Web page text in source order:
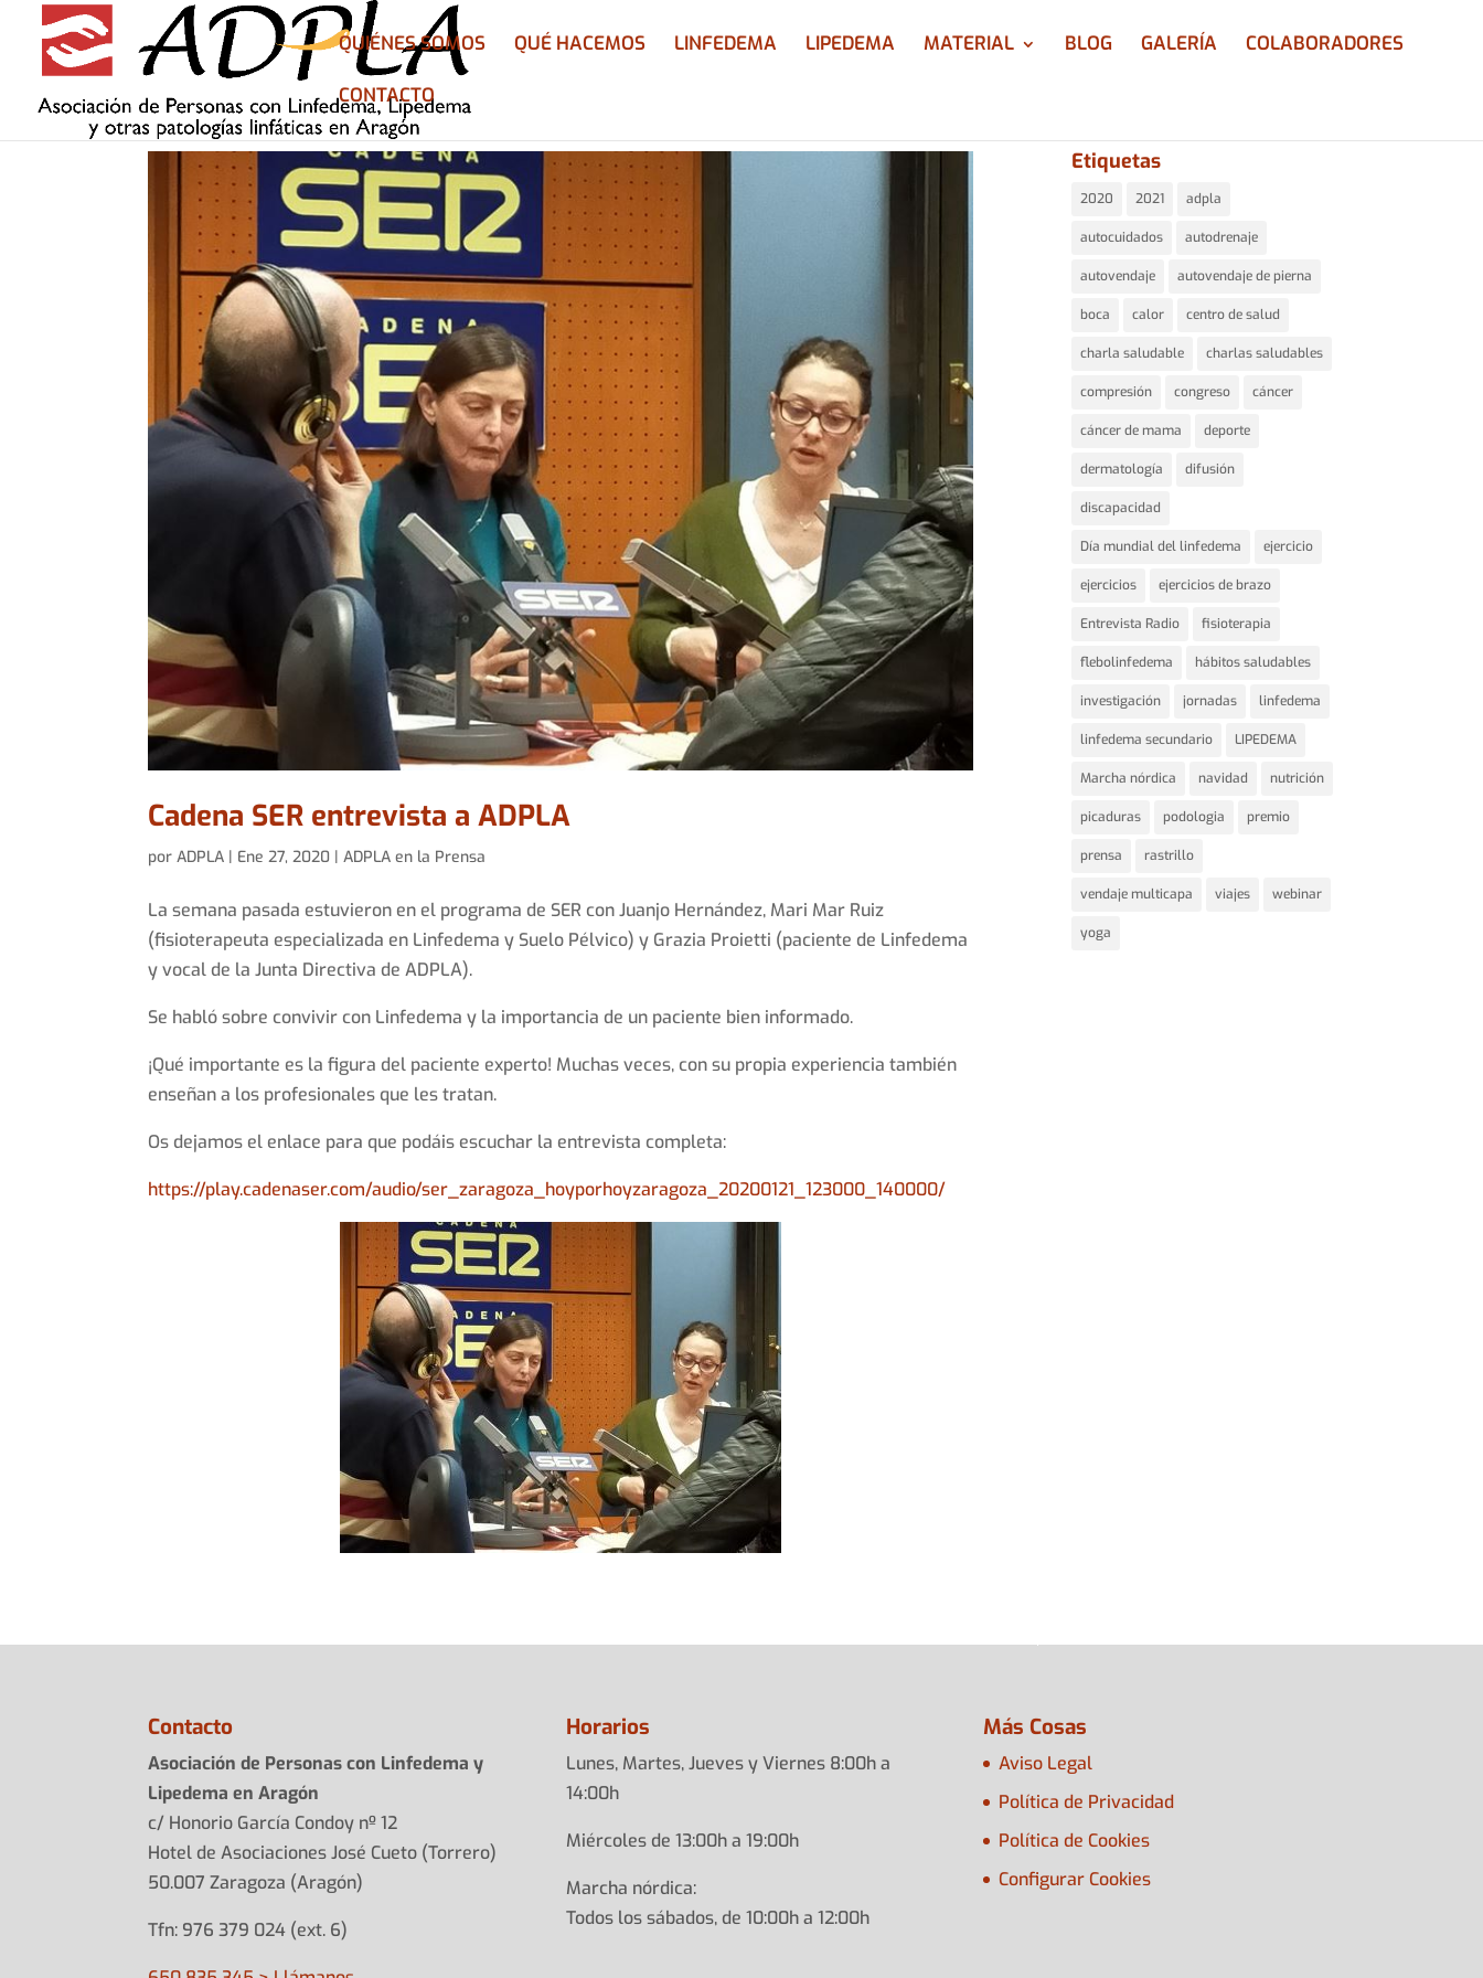
QUIÉNES SOMOS QUÉ HACEMOS LINFEDEMA LIPEDEMA MATERIAL BLOG GALERÍA COLABORADORES
CONTACTO
Cadena SER entrevista a ADPLA
porADPLA | Ene 27, 2020 |ADPLA en la Prensa
La semana pasada estuvieron en el programa de SER con Juanjo Hernández, Mari Mar Ruiz
(fisioterapeuta especializada en Linfedema y Suelo Pélvico) y Grazia Proietti (paciente de Linfedema
y vocal de la Junta Directiva de ADPLA).
Se habló sobre convivir con Linfedema y la importancia de un paciente bien informado.
¡Qué importante es la figura del paciente experto! Muchas veces, con su propia experiencia también
enseñan a los profesionales que les tratan.
Os dejamos el enlace para que podáis escuchar la entrevista completa:
https://play.cadenaser.com/audio/ser_zaragoza_hoyporhoyzaragoza_20200121_123000_140000/
Etiquetas
2020 2021 adpla
autocuidados autodrenaje
autovendaje autovendaje de pierna
boca calor centro de salud
charla saludable charlas saludables
compresión congreso cáncer
cáncer de mama deporte
dermatología difusión
discapacidad
Día mundial del linfedema ejercicio
ejercicios ejercicios de brazo
Entrevista Radio fisioterapia
flebolinfedema hábitos saludables
investigación jornadas linfedema
linfedema secundario LIPEDEMA
Marcha nórdica navidad nutrición
picaduras podologia premio
prensa rastrillo
vendaje multicapa viajes webinar
yoga
Contacto
Asociación de Personas con Linfedema y
Lipedema en Aragón
c/ Honorio García Condoy nº 12
Hotel de Asociaciones José Cueto (Torrero)
50.007 Zaragoza (Aragón)
Tfn: 976 379 024 (ext. 6)
Horarios
Lunes, Martes, Jueves y Viernes 8:00h a
14:00h
Miércoles de 13:00h a 19:00h
Marcha nórdica:
Todos los sábados, de 10:00h a 12:00h
Más Cosas
Aviso Legal
Política de Privacidad
Política de Cookies
Configurar Cookies